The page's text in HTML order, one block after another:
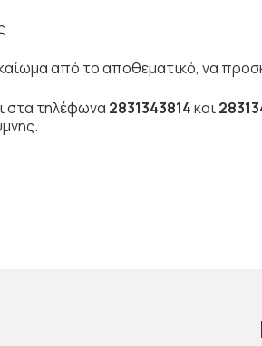
από το αποθεματικό, να
στα τηλέφωνα 2831343814και